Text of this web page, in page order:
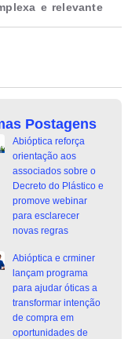
e relevante
Postagens
Abióptica reforça
orientação aos
associados sobre o
Decreto do Plástico e
promove webinar
para esclarecer
novas regras
Abióptica e crminer
lançam programa
para ajudar óticas a
transformar intenção
de compra em
oportunidades de